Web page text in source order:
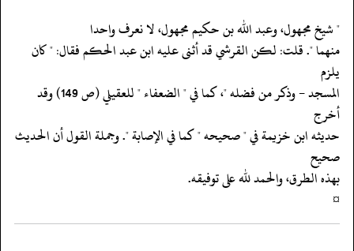
‏‏‏‏" شيخ مجهول، وعبد الله بن حكيم مجهول، لا نعرف واحدا
‏‏‏‏منهما ". قلت: لكن القرشي قد أثنى عليه ابن عبد الحكم فقال: " كان
يلزم
‏‏‏‏المسجد - وذكر من فضله "، كما في " الضعفاء " للعقيلي (ص 149) وقد
أخرج
‏‏‏‏حديثه ابن خزيمة في " صحيحه " كما في الإصابة ". وجملة القول أن الحديث
صحيح
‏‏‏‏بهذه الطرق، والحمد لله على توفيقه.
‏‏‏‏¤